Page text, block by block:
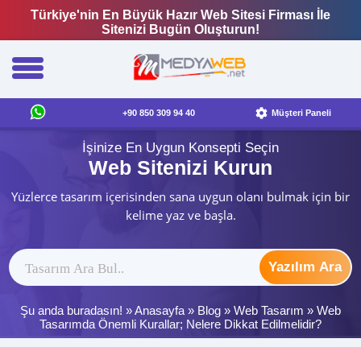
Türkiye'nin En Büyük Hazır Web Sitesi Firması İle
Sitenizi Bugün Oluşturun!
+90 850 309 94 40 Müşteri Paneli
İşinize En Uygun Konsepti Seçin
Web Sitenizi Kurun
Yüzlerce tasarım içerisinden sana uygun olanı bulmak için bir
kelime yaz ve başla.
Yazılım Ara
Şu anda buradasın! »Anasayfa » Blog » Web Tasarım » Web
Tasarımda Önemli Kurallar; Nelere Dikkat Edilmelidir?